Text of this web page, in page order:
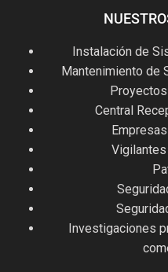
Instalación de
Mantenimiento de
Central
Investigaciones